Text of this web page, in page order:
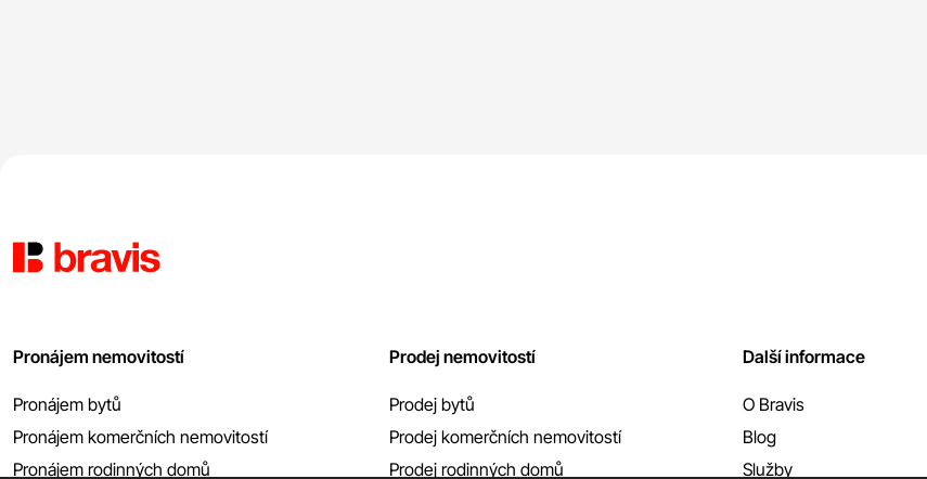
Pronájem nemovitostí
Pronájem bytů
Pronájem komerčních nemovitostí
Pronájem rodinných domů
Prodej nemovitostí
Prodej bytů
Prodej komerčních nemovitostí
Prodej rodinných domů
Další informace
O Bravis
Blog
Služby